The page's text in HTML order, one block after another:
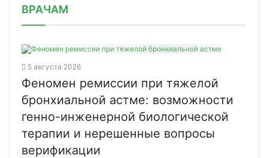
ВРАЧАМ
5 августа 2026
Феномен ремиссии при тяжелой
бронхиальной астме: возможности
генно-инженерной биологической
терапии и нерешенные вопросы
верификации